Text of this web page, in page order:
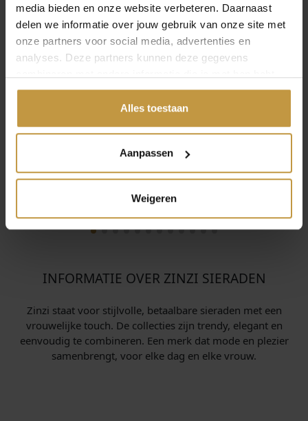
media bieden en onze website verbeteren. Daarnaast
delen we informatie over jouw gebruik van onze site met
onze partners voor social media, advertenties en
analyses. Deze partners kunnen deze gegevens
gedeeld of die ze hebben verzameld via jouw gebruik van
Alles toestaan
Aanpassen
Weigeren
werkdag werkdag
INFORMATIE OVER ZINZI SIERADEN
Zinzi staat voor stijlvolle, betaalbare sieraden met een
vrouwelijke touch. De collecties zijn trendy, elegant en
eenvoudig te combineren. Een merk dat mode en plezier
samenbrengt, voor elke dag en elke vrouw.